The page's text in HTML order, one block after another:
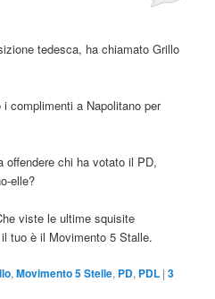
tedesca, ha chiamato Grillo
complimenti a Napolitano per
offendere chi ha votato il PD,
elle?
viste le ultime squisite
tuo è il Movimento 5 Stalle.
,Movimento 5 Stelle, PD, PDL |3